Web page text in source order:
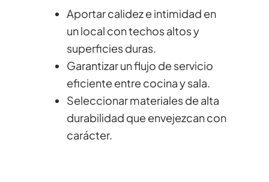
Aportar calidez e intimidad en
un local con techos altos y
superficies duras.
Garantizar un flujo de servicio
eficiente entre cocina y sala.
Seleccionar materiales de alta
durabilidad que envejezcan con
carácter.